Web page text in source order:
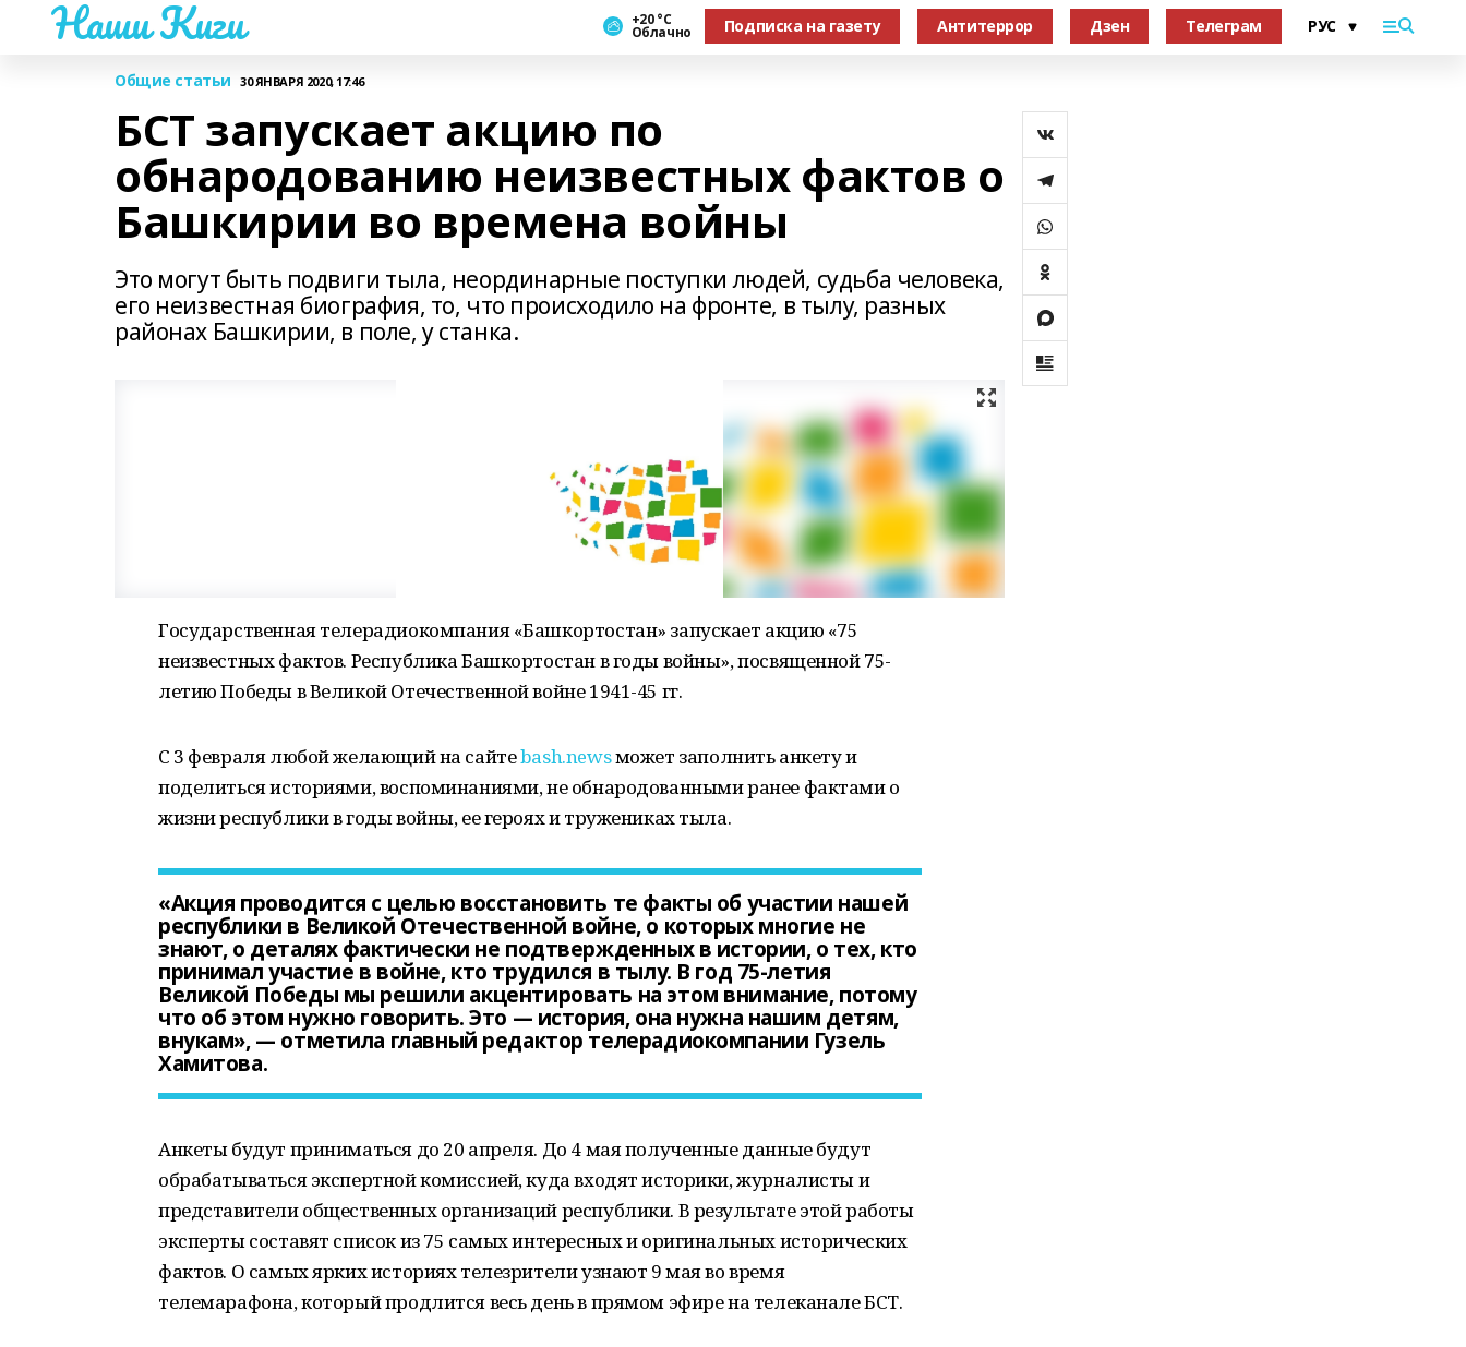
Наши Киги +20 °С
Облачно Подписка на газету Антитеррор Дзен Телеграм
Общие статьи 30 ЯНВАРЯ 2020, 17:46
БСТ запускает акцию по
обнародованию неизвестных фактов о
Башкирии во времена войны
Это могут быть подвиги тыла, неординарные поступки людей, судьба человека,
его неизвестная биография, то, что происходило на фронте, в тылу, разных
районах Башкирии, в поле, у станка.
Государственная телерадиокомпания «Башкортостан» запускает акцию «75
неизвестных фактов. Республика Башкортостан в годы войны», посвященной 75-
летию Победы в Великой Отечественной войне 1941-45 гг.
С 3 февраля любой желающий на сайтеbash.newsможет заполнить анкету и
поделиться историями, воспоминаниями, не обнародованными ранее фактами о
жизни республики в годы войны, ее героях и тружениках тыла.
«Акция проводится с целью восстановить те факты об участии нашей
республики в Великой Отечественной войне, о которых многие не
знают, о деталях фактически не подтвержденных в истории, о тех, кто
принимал участие в войне, кто трудился в тылу. В год 75-летия
Великой Победы мы решили акцентировать на этом внимание, потому
что об этом нужно говорить. Это — история, она нужна нашим детям,
внукам», — отметила главный редактор телерадиокомпании Гузель
Хамитова.
Анкеты будут приниматься до 20 апреля. До 4 мая полученные данные будут
обрабатываться экспертной комиссией, куда входят историки, журналисты и
представители общественных организаций республики. В результате этой работы
эксперты составят список из 75 самых интересных и оригинальных исторических
фактов. О самых ярких историях телезрители узнают 9 мая во время
телемарафона, который продлится весь день в прямом эфире на телеканале БСТ.